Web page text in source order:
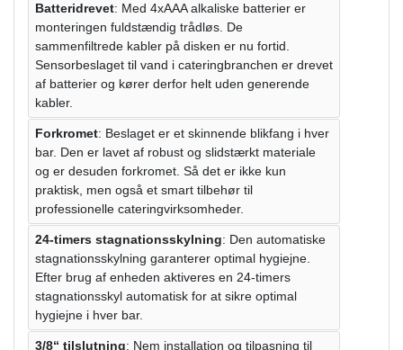
Batteridrevet: Med 4xAAA alkaliske batterier er
monteringen fuldstændig trådløs. De
sammenfiltrede kabler på disken er nu fortid.
Sensorbeslaget til vand i cateringbranchen er drevet
af batterier og kører derfor helt uden generende
kabler.
Forkromet: Beslaget er et skinnende blikfang i hver
bar. Den er lavet af robust og slidstærkt materiale
og er desuden forkromet. Så det er ikke kun
praktisk, men også et smart tilbehør til
professionelle cateringvirksomheder.
24-timers stagnationsskylning: Den automatiske
stagnationsskylning garanterer optimal hygiejne.
Efter brug af enheden aktiveres en 24-timers
stagnationsskyl automatisk for at sikre optimal
hygiejne i hver bar.
3/8“ tilslutning: Nem installation og tilpasning til